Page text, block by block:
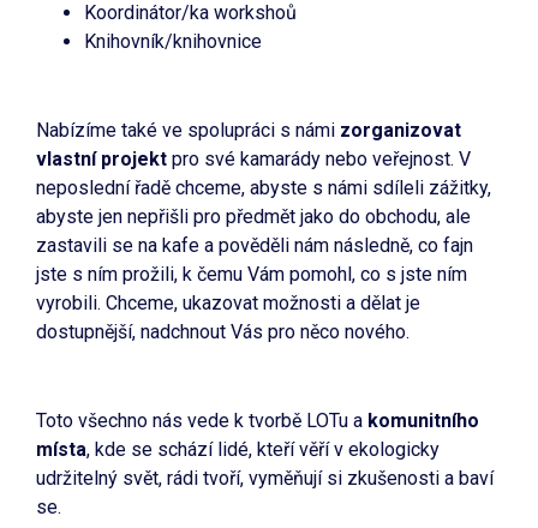
Koordinátor/ka workshoů
Knihovník/knihovnice
Nabízíme také ve spolupráci s námi zorganizovat
vlastní projekt pro své kamarády nebo veřejnost. V
neposlední řadě chceme, abyste s námi sdíleli zážitky,
abyste jen nepřišli pro předmět jako do obchodu, ale
zastavili se na kafe a pověděli nám následně, co fajn
jste s ním prožili, k čemu Vám pomohl, co s jste ním
vyrobili. Chceme, ukazovat možnosti a dělat je
dostupnější, nadchnout Vás pro něco nového.
Toto všechno nás vede k tvorbě LOTu a komunitního
místa, kde se schází lidé, kteří věří v ekologicky
udržitelný svět, rádi tvoří, vyměňují si zkušenosti a baví
se.